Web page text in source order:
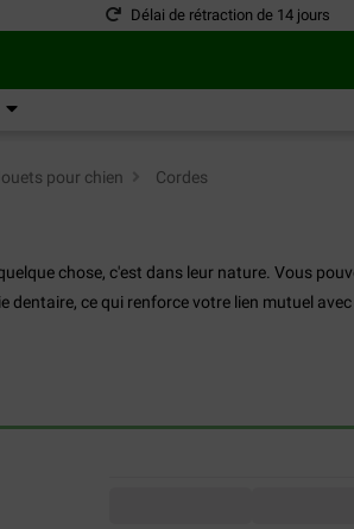
Délai de rétraction de 14 jours
pour chien Cordes
chose, c'est dans leur nature. Vous
dentaire, ce qui renforce votre lien mutuel avec